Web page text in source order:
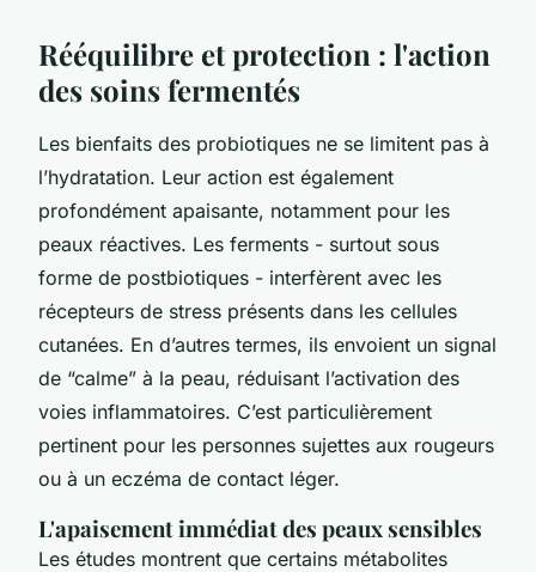
Rééquilibre et protection : l'action
des soins fermentés
Les bienfaits des probiotiques ne se limitent pas à
l’hydratation. Leur action est également
profondément apaisante, notamment pour les
peaux réactives. Les ferments - surtout sous
forme de postbiotiques - interfèrent avec les
récepteurs de stress présents dans les cellules
cutanées. En d’autres termes, ils envoient un signal
de “calme” à la peau, réduisant l’activation des
voies inflammatoires. C’est particulièrement
pertinent pour les personnes sujettes aux rougeurs
ou à un eczéma de contact léger.
L'apaisement immédiat des peaux sensibles
Les études montrent que certains métabolites